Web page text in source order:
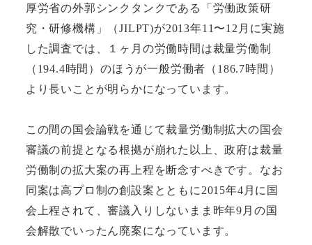
厚労省の外郭シンクタンクである「労働政策研
究・研修機構」（JILPT)が2013年11〜12月に実施
した調査では、１ヶ月の労働時間は裁量労働制
（194.4時間）のほうが一般労働者（186.7時間）
より長いことが明らかになっています。
この間の国会論戦を通じて裁量労働制拡大の国会
審議の前提となる根拠が崩れた以上、政府は裁量
労働制の拡大案の再上程を断念すべきです。なお
同案は高プロ制の創設案とともに2015年4月に国
会上程されて、審議入りしないまま昨年9月の国
会解散でいったん廃案になっています。